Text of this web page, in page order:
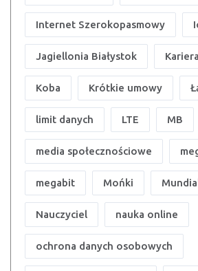
Internet Szerokopasmowy
Jagiellonia Białystok Kariera
Koba Krótkie umowy
limit danych LTE MB
media społecznościowe
megabit Mońki
Nauczyciel nauka online
ochrona danych osobowych